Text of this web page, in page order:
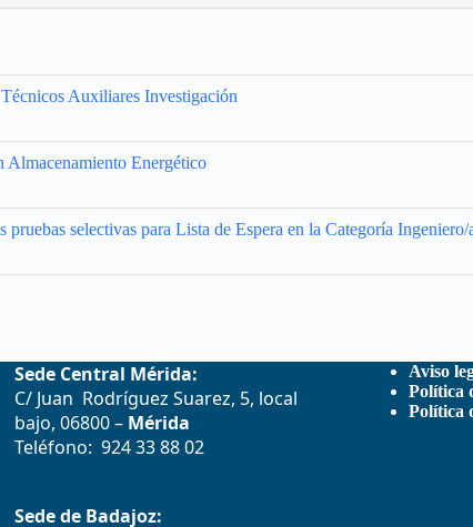
Auxiliares Investigación
Almacenamiento Energético
selectivas para Lista de Espera en la Categoría
Sede Central Mérida:
C/ Juan Rodríguez Suarez, 5, local
bajo, 06800 – Mérida
Teléfono: 924 33 88 02
Sede de Badajoz:
Aviso
Política
Política